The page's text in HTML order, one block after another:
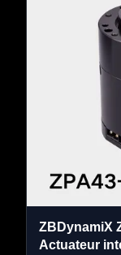
ZBDynamiX
Actuateur